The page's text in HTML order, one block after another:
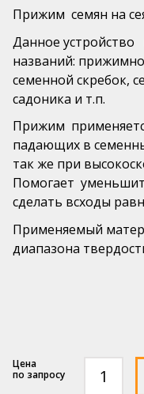
оборудования
Ролики
Шарики РАВ®
Рыбозащитные
Подвижные
Бильные
Контакты
+7 (831) 438-70-
mail@pls52.ru
Россия,
д. Фроловское,
№17).
Прижим семян на
Данное
названий:
семенной скребок,
садоника и т.п.
Прижим
падающих в
так же при
Помогает
сделать всходы
Применяемый
диапазона
по запросу
товара